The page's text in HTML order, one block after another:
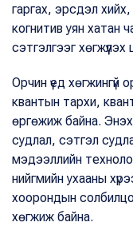
гаргах, эрсдэл
когнитив уян хатан
сэтгэлгээг
Орчин үед хөгжингүй
квантын тархи,
өргөжиж байна.
судлал, сэтгэл
мэдээллийн
нийгмийн ухааны
хоорондын солбилцол
хөгжиж байна.